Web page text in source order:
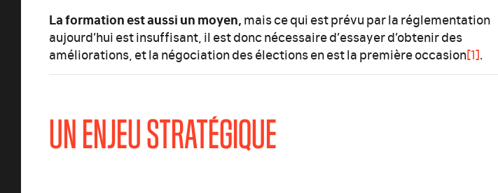
La formation est aussi un moyen,mais ce qui est prévu par la réglementation
aujourd’hui est insuffisant, il est donc nécessaire d’essayer d’obtenir des
améliorations, et la négociation des élections en est la première occasion[1].
UN ENJEU STRATÉGIQUE